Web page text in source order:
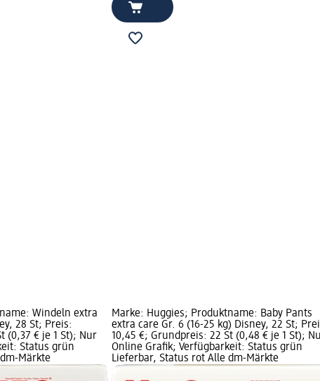
Windeln extra
28 St; Preis:
(0,37 € je 1 St); Nur
Status grün
Märkte
Marke: Huggies; Produktname: Baby Pants
extra care Gr. 6 (16-25 kg) Disney, 22 St;
10,45 €; Grundpreis: 22 St (0,48 € je 1 St);
Online Grafik; Verfügbarkeit: Status grün
Lieferbar, Status rot Alle dm-Märkte